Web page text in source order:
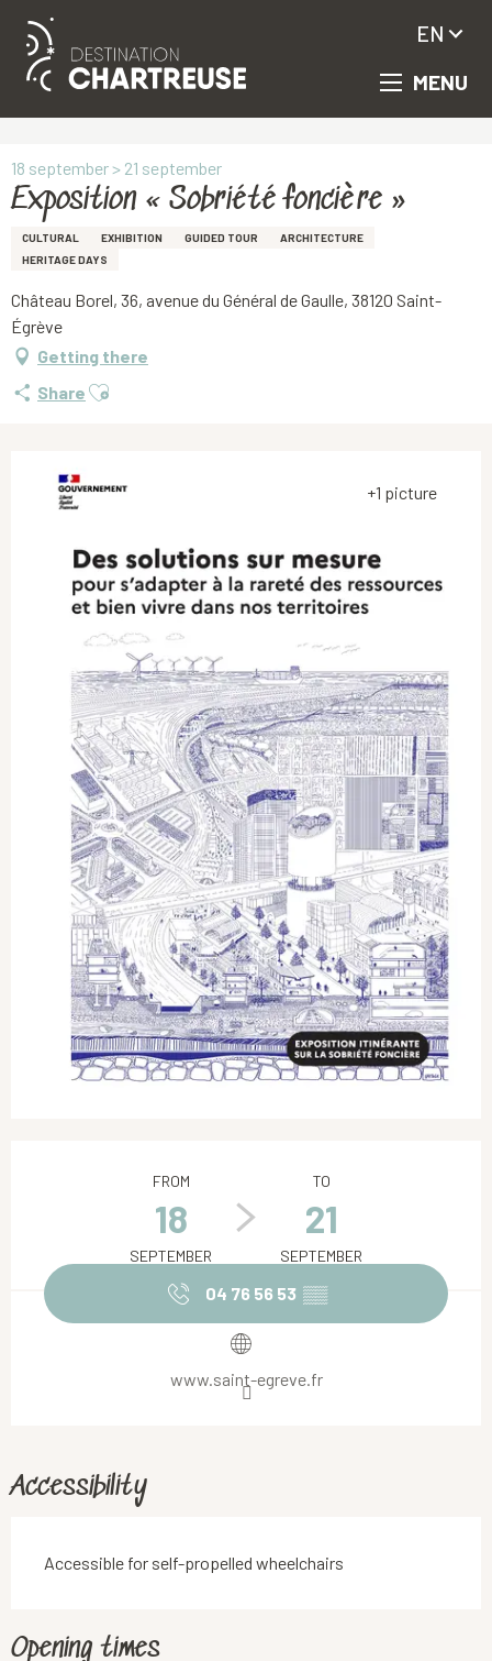
Aller
principal
MENU
EN
18 september > 21 september
Exposition « Sobriété foncière »
CULTURAL EXHIBITION GUIDED TOUR
ARCHITECTURE
HERITAGE DAYS
Château Borel, 36, avenue du Général de Gaulle, 38120 Saint-
Égrève
Getting there
Share Ajouter aux favoris
+1 picture
FROM
18
SEPTEMBER
TO
21
SEPTEMBER
04 76 56 53 ▒▒
www.saint-egreve.fr
Accessibility
Accessible for self-propelled wheelchairs
Opening times